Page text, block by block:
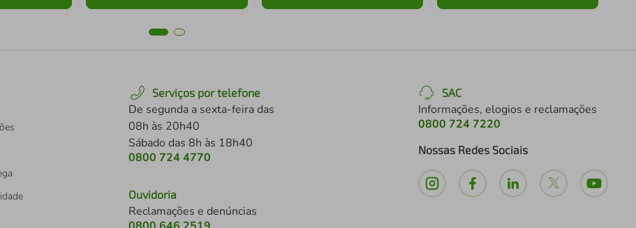
Serviços por telefone
De segunda a sexta-feira das
08h às 20h40
Sábado das 8h às 18h40
0800 724 4770
Ouvidoria
Reclamações e denúncias
SAC
Informações, elogios e reclamações
0800 724 7220
Nossas Redes Sociais